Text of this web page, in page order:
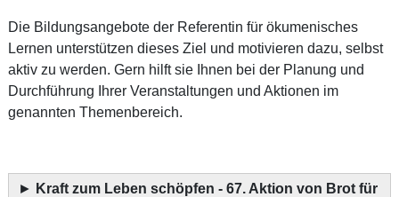
Die Bildungsangebote der Referentin für ökumenisches
Lernen unterstützen dieses Ziel und motivieren dazu, selbst
aktiv zu werden. Gern hilft sie Ihnen bei der Planung und
Durchführung Ihrer Veranstaltungen und Aktionen im
genannten Themenbereich.
► Kraft zum Leben schöpfen - 67. Aktion von Brot für